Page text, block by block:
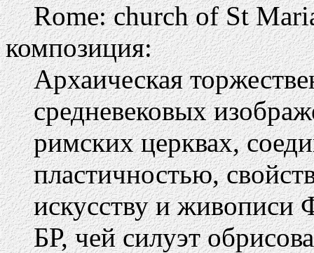
Rome: church of St
композиция:
Архаическая
средневековых
римских церквах,
пластичностью,
искусству и живописи
БР, чей силуэт